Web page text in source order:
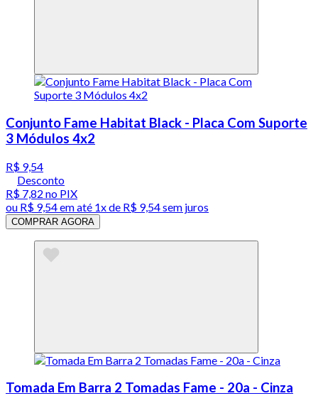
Conjunto Fame Habitat Black - Placa Com Suporte
3 Módulos 4x2
R$ 9,54
Desconto
R$ 7,82 no PIX
ou R$ 9,54em até 1x de R$ 9,54sem juros
COMPRAR AGORA
Tomada Em Barra 2 Tomadas Fame - 20a - Cinza